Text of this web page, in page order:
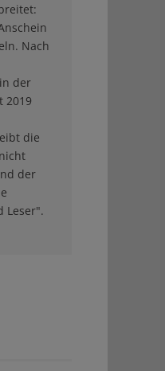
Nach
der
2019
die
der
Leser".